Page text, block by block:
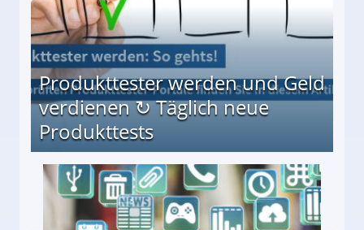
Produkttester werden und Geld
verdienen ↻ Täglich neue
Produkttests
↻ Täglich neue Produkttests